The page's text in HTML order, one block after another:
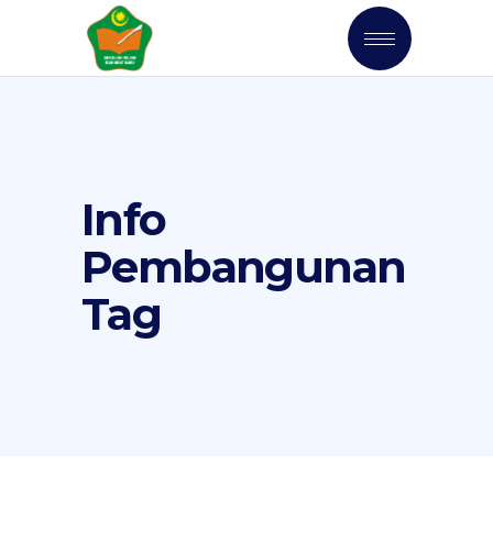
Info
Pembangunan
Tag